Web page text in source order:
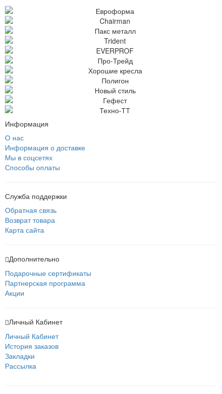
Информация
О нас
Информация о доставке
Мы в соцсетях
Способы оплаты
Служба поддержки
Обратная связь
Возврат товара
Карта сайта
Дополнительно
Подарочные сертификаты
Партнерская программа
Акции
Личный Кабинет
Личный Кабинет
История заказов
Закладки
Рассылка